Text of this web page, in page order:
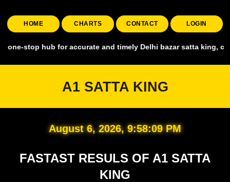
HOME CHARTS CONTACT LOGIN
hub for accurate and timely Delhi bazar satta king,
A1 SATTA KING
August 6, 2026, 9:58:10 PM
FASTAST RESULS OF A1 SATTA
KING